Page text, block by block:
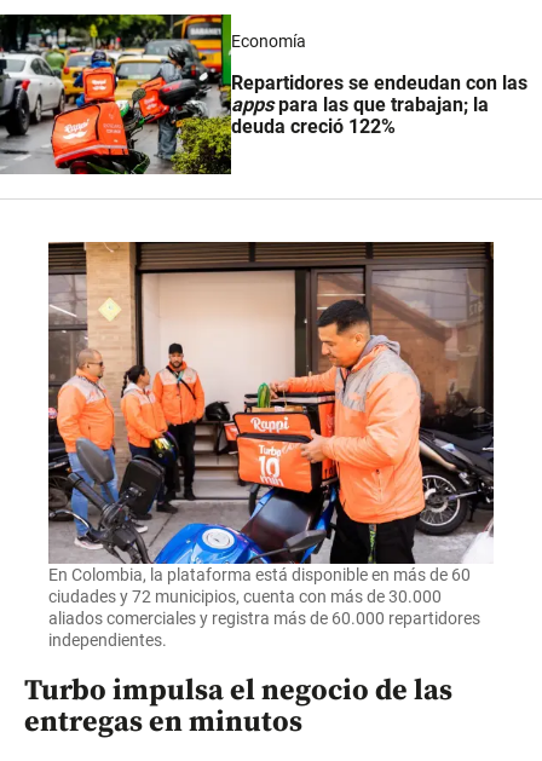
Economía
Repartidores se endeudan con las
appspara las que trabajan; la
deuda creció 122%
En Colombia, la plataforma está disponible en más de 60
ciudades y 72 municipios, cuenta con más de 30.000
aliados comerciales y registra más de 60.000 repartidores
independientes.
Turbo impulsa el negocio de las
entregas en minutos